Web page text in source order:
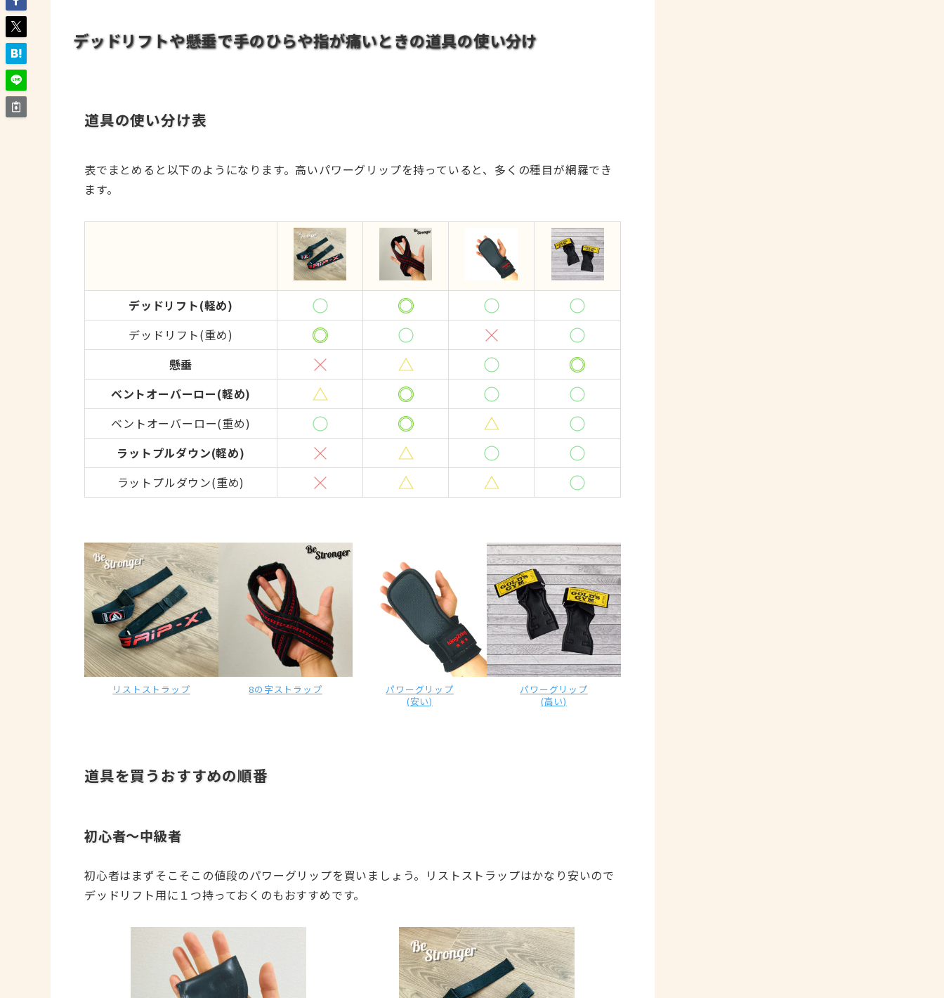
デッドリフトや懸垂で手のひらや指が痛いときの道具の使い分け
道具の使い分け表
表でまとめると以下のようになります。高いパワーグリップを持っていると、多くの種目が網羅でき
ます。
デッドリフト(軽め)
デッドリフト(重め)
懸垂
ベントオーバーロー(軽め)
ベントオーバーロー(重め)
ラットプルダウン(軽め)
ラットプルダウン(重め)
リストストラップ 8の字ストラップ
パワーグリップ
(安い)
パワーグリップ
(高い)
道具を買うおすすめの順番
初心者～中級者
初心者はまずそこそこの値段のパワーグリップを買いましょう。リストストラップはかなり安いので
デッドリフト用に１つ持っておくのもおすすめです。